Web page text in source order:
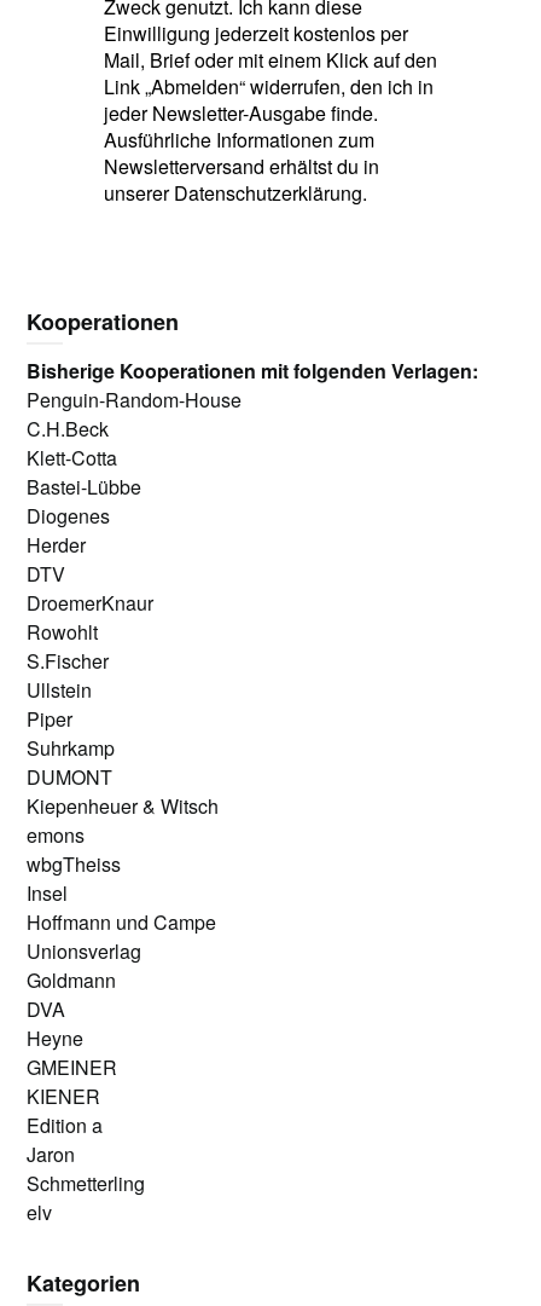
Zweck genutzt. Ich kann diese
Einwilligung jederzeit kostenlos per
Mail, Brief oder mit einem Klick auf den
Link „Abmelden“ widerrufen, den ich in
jeder Newsletter-Ausgabe finde.
Ausführliche Informationen zum
Newsletterversand erhältst du in
unserer Datenschutzerklärung.
Kooperationen
Bisherige Kooperationen mit folgenden Verlagen:
Penguin-Random-House
C.H.Beck
Klett-Cotta
Bastei-Lübbe
Diogenes
Herder
DTV
DroemerKnaur
Rowohlt
S.Fischer
Ullstein
Piper
Suhrkamp
DUMONT
Kiepenheuer & Witsch
emons
wbgTheiss
Insel
Hoffmann und Campe
Unionsverlag
Goldmann
DVA
Heyne
GMEINER
KIENER
Edition a
Jaron
Schmetterling
elv
Kategorien